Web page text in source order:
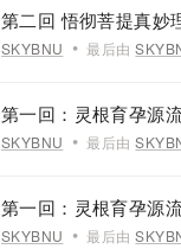
第二回 悟彻菩提真妙
SKYBNU • 最后由
第一回：灵根育孕源
SKYBNU • 最后由
第一回：灵根育孕源
SKYBNU • 最后由